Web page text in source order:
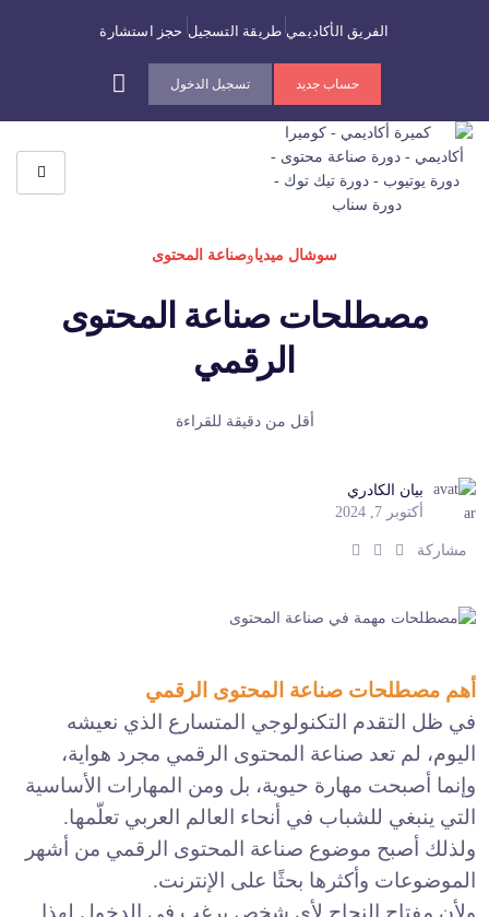
الفريق الأكاديمي طريقة التسجيل حجز استشارة
حساب جديد تسجيل الدخول
سوشال ميدياوصناعة المحتوى
مصطلحات صناعة المحتوى
الرقمي
أقل من دقيقة للقراءة
بيان الكادري
أكتوبر 7, 2024
مشاركة
ك ك
ك
أهم مصطلحات صناعة المحتوى الرقمي
في ظل التقدم التكنولوجي المتسارع الذي نعيشه
اليوم، لم تعد صناعة المحتوى الرقمي مجرد هواية،
وإنما أصبحت مهارة حيوية، بل ومن المهارات الأساسية
التي ينبغي للشباب في أنحاء العالم العربي تعلّمها.
ولذلك أصبح موضوع صناعة المحتوى الرقمي من أشهر
الموضوعات وأكثرها بحثًا على الإنترنت.
ولأن مفتاح النجاح لأي شخص يرغب في الدخول لهذا